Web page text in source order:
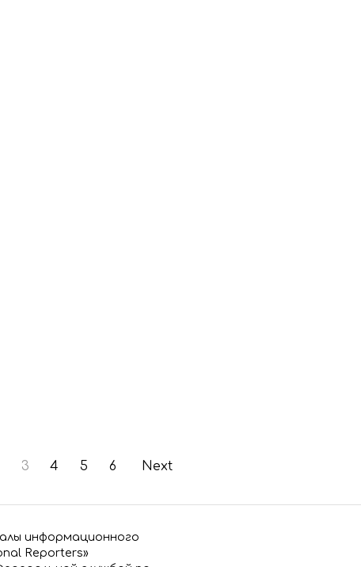
3 4 5 6 Next
информационного
Reporters»